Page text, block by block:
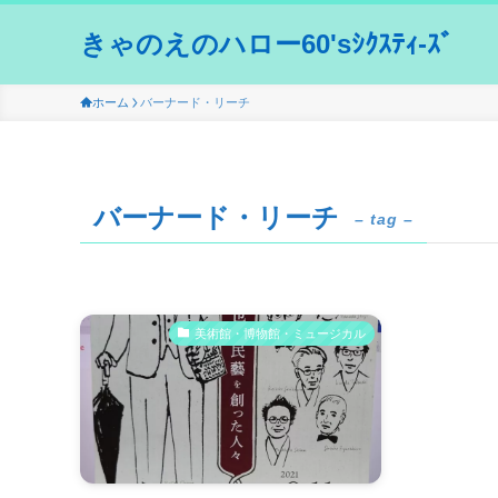
きゃのえのハロー60'sｼｸｽﾃｨ-ｽﾞ
ホーム バーナード・リーチ
バーナード・リーチ – tag –
美術館・博物館・ミュージカル